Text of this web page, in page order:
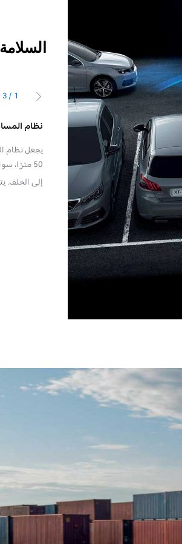
يكتشف نظام التنبيه في حالة الانحراف عن المسار (LDWS)* العبور اللاإرادي فوق
الخطوط المستمرة أو المتقطعة
انتباه السائق وتجاوزت السرعة
متوفر كخيار، يرجى الاتصال
نظام
يجعل نظام
50 مترًا،
إلى الخلف.
1
/
3